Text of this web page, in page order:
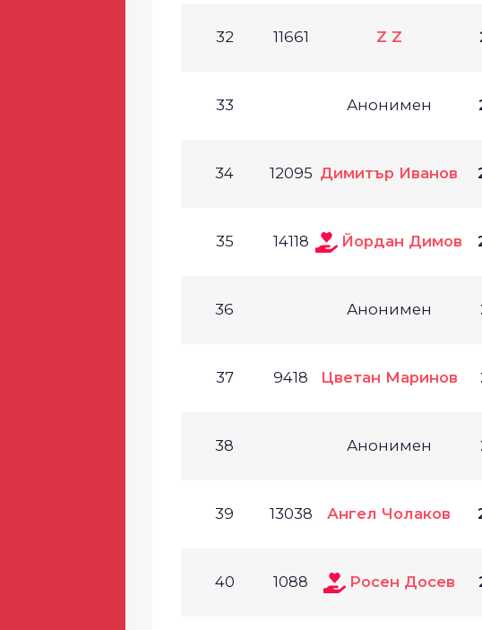
32 11661 Z Z
33 Анонимен
34 12095 Димитър Иванов
35 14118 Йордан Димов
36 Анонимен
37 9418 Цветан Маринов
38 Анонимен
39 13038 Ангел Чолаков
40 1088 Росен Досев